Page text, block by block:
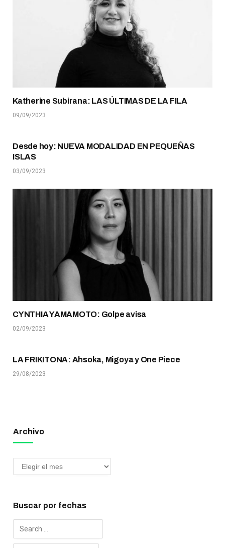
Katherine Subirana: LAS ÚLTIMAS DE LA FILA
09/09/2023
Desde hoy: NUEVA MODALIDAD EN PEQUEÑAS
ISLAS
03/09/2023
CYNTHIA YAMAMOTO: Golpe avisa
02/09/2023
LA FRIKITONA: Ahsoka, Migoya y One Piece
29/08/2023
Archivo
Buscar por fechas